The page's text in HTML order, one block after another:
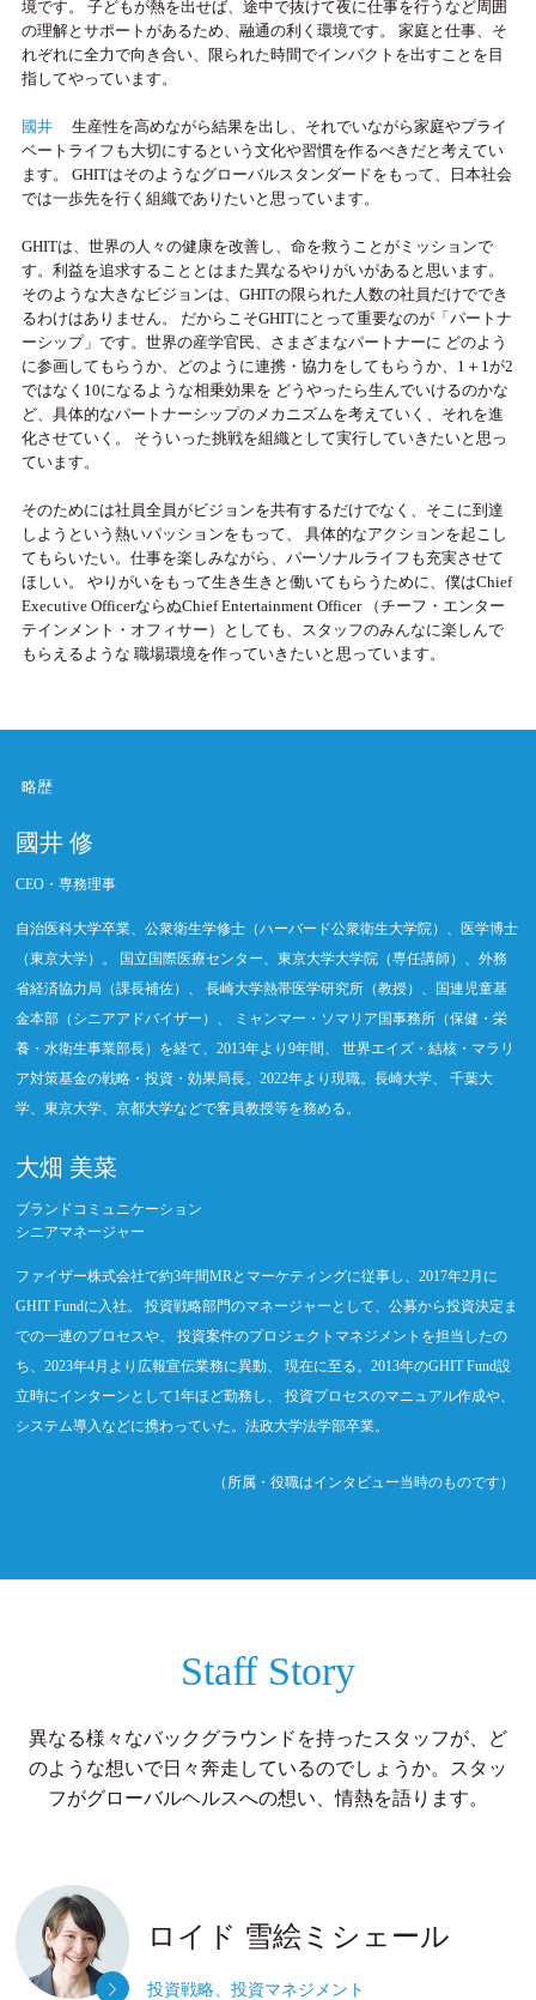
境です。 子どもが熱を出せば、途中で抜けて夜に仕事を行うなど周囲
の理解とサポートがあるため、融通の利く環境です。 家庭と仕事、そ
れぞれに全力で向き合い、限られた時間でインパクトを出すことを目
指してやっています。
國井
生産性を高めながら結果を出し、それでいながら家庭やプライ
ベートライフも大切にするという文化や習慣を作るべきだと考えてい
ます。 GHITはそのようなグローバルスタンダードをもって、日本社会
では一歩先を行く組織でありたいと思っています。
GHITは、世界の人々の健康を改善し、命を救うことがミッションで
す。利益を追求することとはまた異なるやりがいがあると思います。
そのような大きなビジョンは、GHITの限られた人数の社員だけででき
るわけはありません。 だからこそGHITにとって重要なのが「パートナ
ーシップ」です。世界の産学官民、さまざまなパートナーに どのよう
に参画してもらうか、どのように連携・協力をしてもらうか、1＋1が2
ではなく10になるような相乗効果を どうやったら生んでいけるのかな
ど、具体的なパートナーシップのメカニズムを考えていく、それを進
化させていく。 そういった挑戦を組織として実行していきたいと思っ
ています。
そのためには社員全員がビジョンを共有するだけでなく、そこに到達
しようという熱いパッションをもって、 具体的なアクションを起こし
てもらいたい。仕事を楽しみながら、パーソナルライフも充実させて
ほしい。 やりがいをもって生き生きと働いてもらうために、僕はChief
Executive OfficerならぬChief Entertainment Officer （チーフ・エンター
テインメント・オフィサー）としても、スタッフのみんなに楽しんで
もらえるような 職場環境を作っていきたいと思っています。
略歴
國井 修
CEO・専務理事
自治医科大学卒業、公衆衛生学修士（ハーバード公衆衛生大学院）、医学博士
（東京大学）。 国立国際医療センター、東京大学大学院（専任講師）、外務
省経済協力局（課長補佐）、 長崎大学熱帯医学研究所（教授）、国連児童基
金本部（シニアアドバイザー）、 ミャンマー・ソマリア国事務所（保健・栄
養・水衛生事業部長）を経て、2013年より9年間、 世界エイズ・結核・マラリ
ア対策基金の戦略・投資・効果局長。2022年より現職。長崎大学、 千葉大
学、東京大学、京都大学などで客員教授等を務める。
大畑 美菜
ブランドコミュニケーション
シニアマネージャー
ファイザー株式会社で約3年間MRとマーケティングに従事し、2017年2月に
GHIT Fundに入社。 投資戦略部門のマネージャーとして、公募から投資決定ま
での一連のプロセスや、 投資案件のプロジェクトマネジメントを担当したの
ち、2023年4月より広報宣伝業務に異動、 現在に至る。2013年のGHIT Fund設
立時にインターンとして1年ほど勤務し、 投資プロセスのマニュアル作成や、
システム導入などに携わっていた。法政大学法学部卒業。
（所属・役職はインタビュー当時のものです）
Staff Story
異なる様々なバックグラウンドを持ったスタッフが、ど
のような想いで日々奔走しているのでしょうか。
スタッ
フがグローバルヘルスへの想い、情熱を語ります。
ロイド 雪絵ミシェール
投資戦略、投資マネジメント